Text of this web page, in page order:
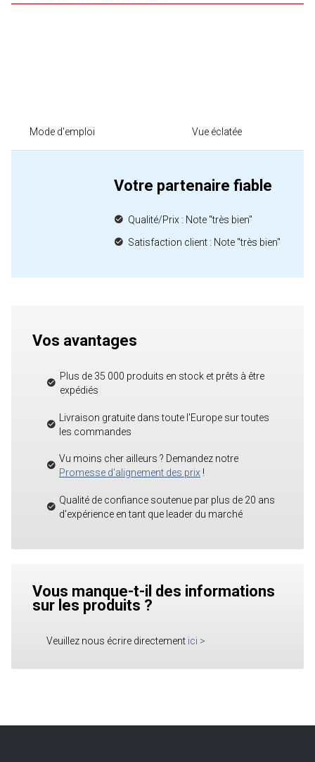
Mode d'emploi Vue éclatée
Votre partenaire fiable
Qualité/Prix : Note "très bien"
Satisfaction client : Note "très bien"
Vos avantages
Plus de 35 000 produits en stock et prêts à être
expédiés
Livraison gratuite dans toute l'Europe sur toutes
les commandes
Vu moins cher ailleurs ? Demandez notre
Promesse d'alignement des prix !
Qualité de confiance soutenue par plus de 20 ans
d'expérience en tant que leader du marché
Vous manque-t-il des informations
sur les produits ?
Veuillez nous écrire directement ici >